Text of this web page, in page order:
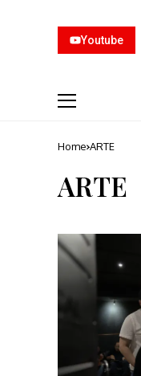
Youtube
Home ARTE
ARTE